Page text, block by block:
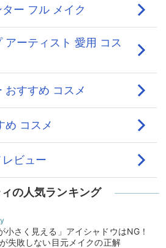
の人気ランキング
小さく見える」アイシャドウはNG！
失敗しない目元メイクの正解